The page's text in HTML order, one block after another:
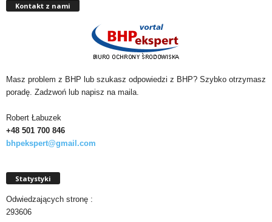
Kontakt z nami
Masz problem z BHP lub szukasz odpowiedzi z BHP? Szybko otrzymasz
poradę. Zadzwoń lub napisz na maila.
Robert Łabuzek
+48 501 700 846
bhpekspert@gmail.com
Statystyki
Odwiedzających stronę :
293606